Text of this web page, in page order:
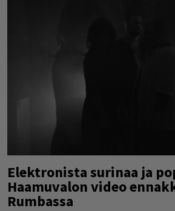
Elektronista surinaa ja
Haamuvalon video
Rumbassa